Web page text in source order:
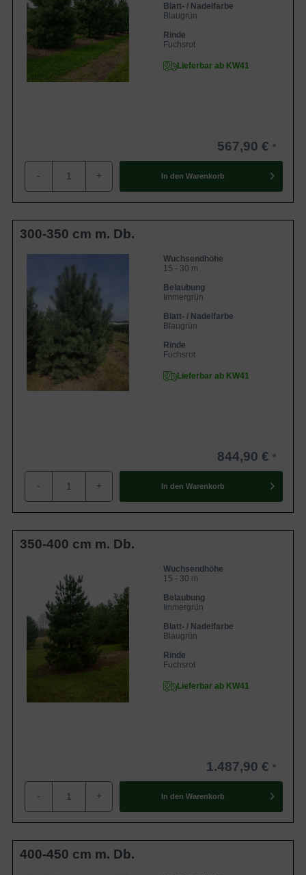
Blatt- / Nadelfarbe
Blaugrün
Rinde
Fuchsrot
Lieferbar ab KW41
567,90 €
- + In den Warenkorb
300-350 cm m. Db.
Wuchsendhöhe
15 - 30 m
Belaubung
Immergrün
Blatt- / Nadelfarbe
Blaugrün
Rinde
Fuchsrot
Lieferbar ab KW41
844,90 €
- + In den Warenkorb
350-400 cm m. Db.
Wuchsendhöhe
15 - 30 m
Belaubung
Immergrün
Blatt- / Nadelfarbe
Blaugrün
Rinde
Fuchsrot
Lieferbar ab KW41
1.487,90 €
- + In den Warenkorb
400-450 cm m. Db.